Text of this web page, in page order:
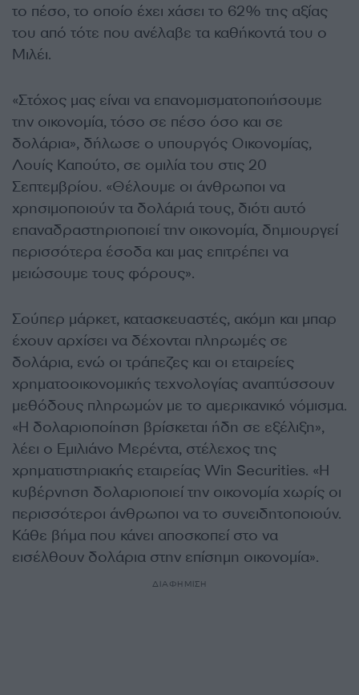
το πέσο, το οποίο έχει χάσει το 62% της αξίας
του από τότε που ανέλαβε τα καθήκοντά του ο
Μιλέι.
«Στόχος μας είναι να επανομισματοποιήσουμε
την οικονομία, τόσο σε πέσο όσο και σε
δολάρια», δήλωσε ο υπουργός Οικονομίας,
Λουίς Καπούτο, σε ομιλία του στις 20
Σεπτεμβρίου. «Θέλουμε οι άνθρωποι να
χρησιμοποιούν τα δολάριά τους, διότι αυτό
επαναδραστηριοποιεί την οικονομία, δημιουργεί
περισσότερα έσοδα και μας επιτρέπει να
μειώσουμε τους φόρους».
Σούπερ μάρκετ, κατασκευαστές, ακόμη και μπαρ
έχουν αρχίσει να δέχονται πληρωμές σε
δολάρια, ενώ οι τράπεζες και οι εταιρείες
χρηματοοικονομικής τεχνολογίας αναπτύσσουν
μεθόδους πληρωμών με το αμερικανικό νόμισμα.
«Η δολαριοποίηση βρίσκεται ήδη σε εξέλιξη»,
λέει ο Εμιλιάνο Μερέντα, στέλεχος της
χρηματιστηριακής εταιρείας Win Securities. «Η
κυβέρνηση δολαριοποιεί την οικονομία χωρίς οι
περισσότεροι άνθρωποι να το συνειδητοποιούν.
Κάθε βήμα που κάνει αποσκοπεί στο να
εισέλθουν δολάρια στην επίσημη οικονομία».
ΔΙΑΦΗΜΙΣΗ